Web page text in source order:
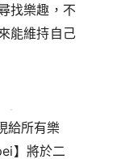
找樂趣，不
能維持自己
給所有樂
】將於二